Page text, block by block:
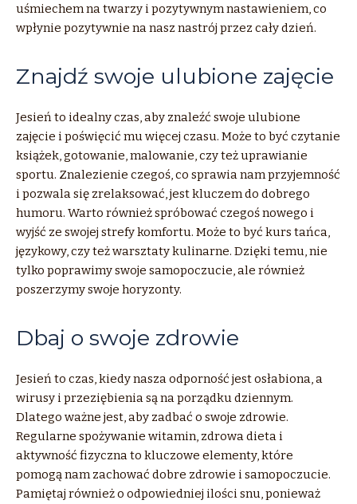
uśmiechem na twarzy i pozytywnym nastawieniem, co
wpłynie pozytywnie na nasz nastrój przez cały dzień.
Znajdź swoje ulubione zajęcie
Jesień to idealny czas, aby znaleźć swoje ulubione
zajęcie i poświęcić mu więcej czasu. Może to być czytanie
książek, gotowanie, malowanie, czy też uprawianie
sportu. Znalezienie czegoś, co sprawia nam przyjemność
i pozwala się zrelaksować, jest kluczem do dobrego
humoru. Warto również spróbować czegoś nowego i
wyjść ze swojej strefy komfortu. Może to być kurs tańca,
językowy, czy też warsztaty kulinarne. Dzięki temu, nie
tylko poprawimy swoje samopoczucie, ale również
poszerzymy swoje horyzonty.
Dbaj o swoje zdrowie
Jesień to czas, kiedy nasza odporność jest osłabiona, a
wirusy i przeziębienia są na porządku dziennym.
Dlatego ważne jest, aby zadbać o swoje zdrowie.
Regularne spożywanie witamin, zdrowa dieta i
aktywność fizyczna to kluczowe elementy, które
pomogą nam zachować dobre zdrowie i samopoczucie.
Pamiętaj również o odpowiedniej ilości snu, ponieważ